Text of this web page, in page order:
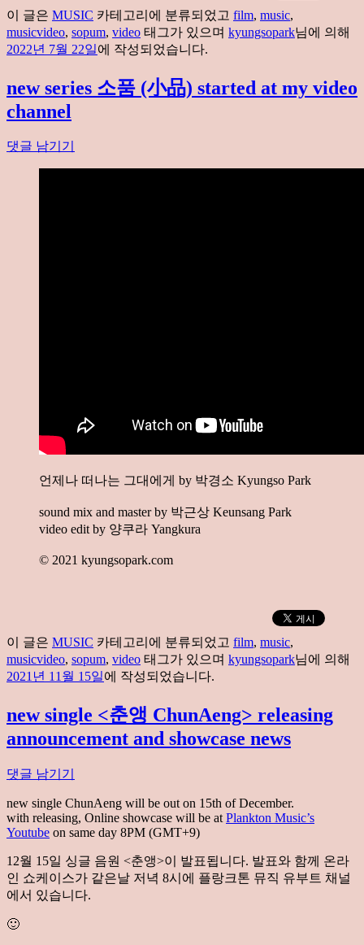
이 글은 MUSIC 카테고리에 분류되었고 film, music,
musicvideo, sopum, video 태그가 있으며 kyungsopark님에 의해
2022년 7월 22일에 작성되었습니다.
new series 소품 (小品) started at my video
channel
댓글 남기기
언제나 떠나는 그대에게 by 박경소 Kyungso Park
sound mix and master by 박근상 Keunsang Park
video edit by 양쿠라 Yangkura
© 2021 kyungsopark.com
이 글은 MUSIC 카테고리에 분류되었고 film, music,
musicvideo, sopum, video 태그가 있으며 kyungsopark님에 의해
2021년 11월 15일에 작성되었습니다.
new single <춘앵 ChunAeng> releasing
announcement and showcase news
댓글 남기기
new single ChunAeng will be out on 15th of December.
with releasing, Online showcase will be at Plankton Music’s
Youtube on same day 8PM (GMT+9)
12월 15일 싱글 음원 <춘앵>이 발표됩니다. 발표와 함께 온라
인 쇼케이스가 같은날 저녁 8시에 플랑크톤 뮤직 유부트 채널
에서 있습니다.
🙂